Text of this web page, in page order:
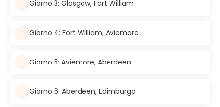
Giorno 3: Glasgow, Fort William
Giorno 4: Fort William, Aviemore
Giorno 5: Aviemore, Aberdeen
Giorno 6: Aberdeen, Edimburgo